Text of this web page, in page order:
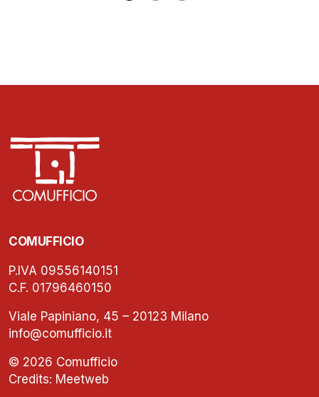
COMUFFICIO
P.IVA 09556140151
C.F. 01796460150
Viale Papiniano, 45 – 20123 Milano
info@comufficio.it
© 2026 Comufficio
Credits: Meetweb